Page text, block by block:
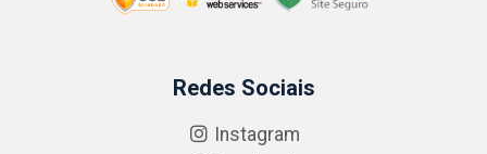
Redes Sociais
Instagram